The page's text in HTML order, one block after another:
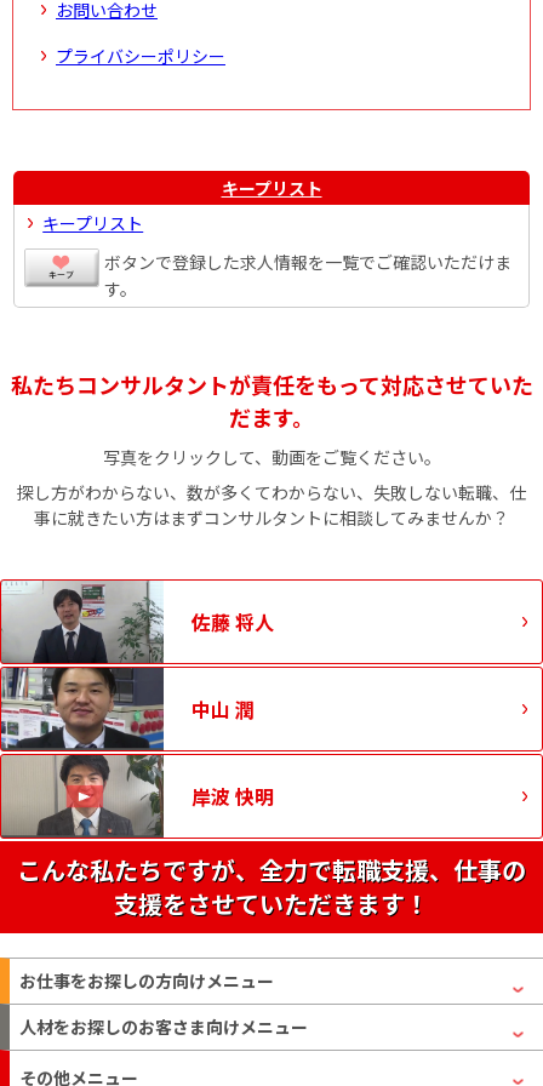
お問い合わせ
プライバシーポリシー
キープリスト
キープリスト
ボタンで登録した求人情報を一覧でご確認いただけま
す。
私たちコンサルタントが責任をもって対応させていた
だます。
写真をクリックして、動画をご覧ください。
探し方がわからない、数が多くてわからない、失敗しない転職、仕
事に就きたい方はまずコンサルタントに相談してみませんか？
佐藤 将人
中山 潤
岸波 快明
こんな私たちですが、全力で転職支援、仕事の
支援をさせていただきます！
お仕事をお探しの方向けメニュー
人材をお探しのお客さま向けメニュー
その他メニュー